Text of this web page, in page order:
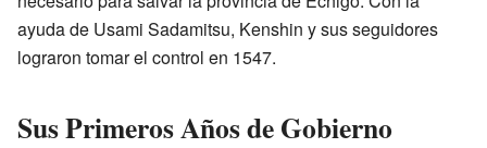
ayuda de Usami Sadamitsu, Kenshin y sus seguidores
lograron tomar el control en 1547.
Sus Primeros Años de Gobierno